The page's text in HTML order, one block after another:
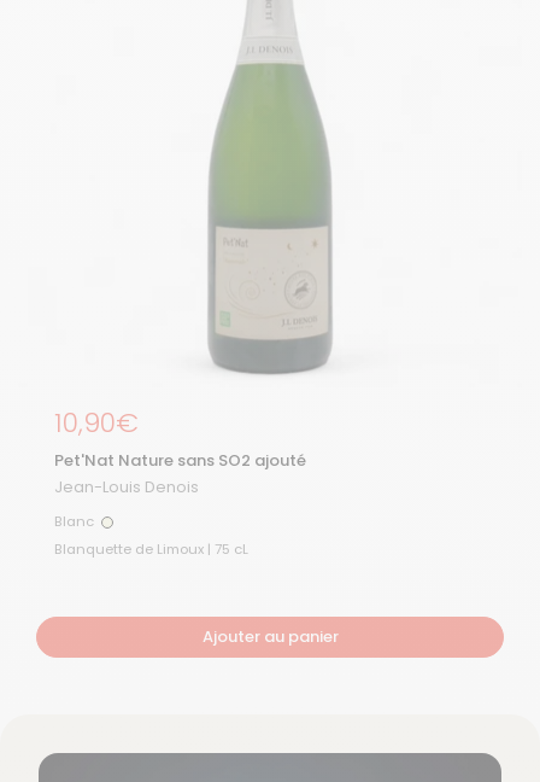
Prix régulier
10,90€
Pet'Nat Nature sans SO2 ajouté
Jean-Louis Denois
Blanc Blanc
Blanquette de Limoux | 75 cL
Ajouter au panier